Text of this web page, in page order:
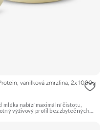
vanilková zmrzlina, 2x 1000g
nabízí maximální čistotu,
výživový profil bez zbytečných